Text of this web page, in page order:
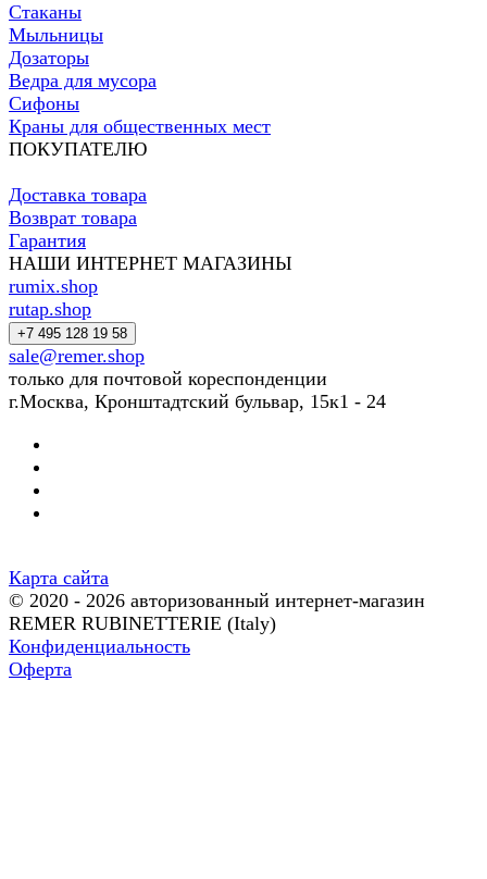
Стаканы
Мыльницы
Дозаторы
Ведра для мусора
Сифоны
Краны для общественных мест
ПОКУПАТЕЛЮ
Доставка товара
Возврат товара
Гарантия
НАШИ ИНТЕРНЕТ МАГАЗИНЫ
rumix.shop
rutap.shop
+7 495 128 19 58
sale@remer.shop
только для почтовой кореспонденции
г.Москва, Кронштадтский бульвар, 15к1 - 24
Карта сайта
© 2020 - 2026 авторизованный интернет-магазин
REMER RUBINETTERIE (Italy)
Конфиденциальность
Оферта